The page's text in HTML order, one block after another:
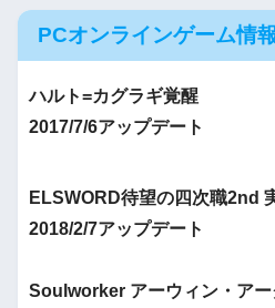
PCオンラインゲーム情
ハルト=カグラギ覚醒
2017/7/6アップデート
ELSWORD待望の四次職2nd
2018/2/7アップデート
Soulworker アーウィン・ア